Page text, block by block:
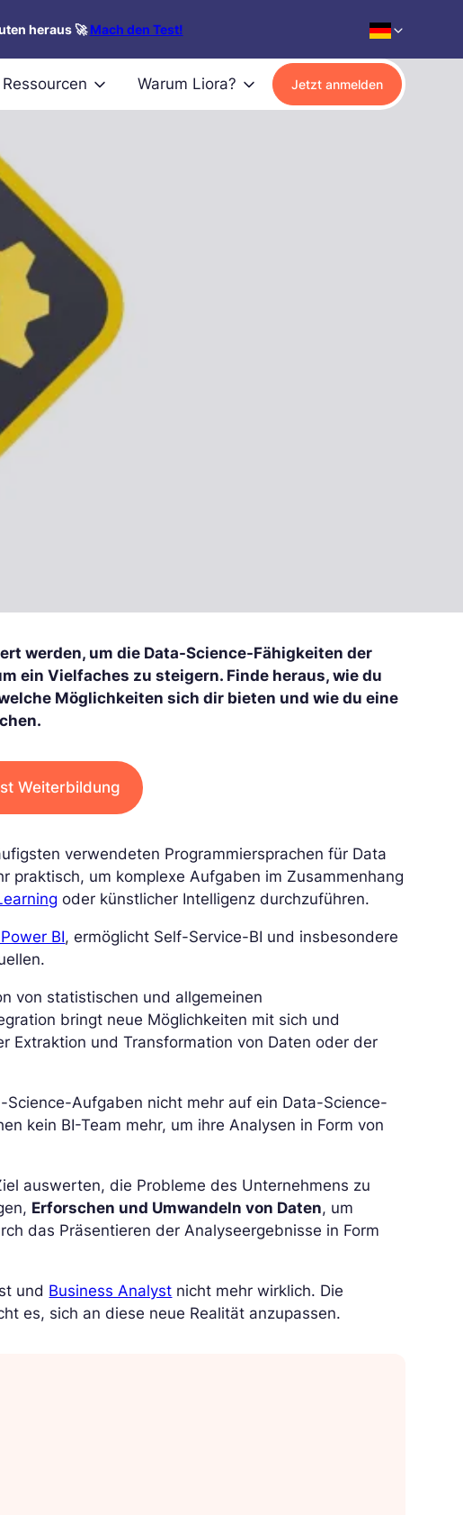
heraus 🚀Mach den Test!
Ressourcen Warum Liora? Jetzt anmelden
werden, um die Data-Science-Fähigkeiten der
ein Vielfaches zu steigern. Finde heraus, wie du
Möglichkeiten sich dir bieten und wie du eine
Weiterbildung
verwendeten Programmiersprachen für Data
praktisch, um komplexe Aufgaben im Zusammenhang
oder künstlicher Intelligenz durchzuführen.
BI, ermöglicht Self-Service-BI und insbesondere
von statistischen und allgemeinen
bringt neue Möglichkeiten mit sich und
Extraktion und Transformation von Daten oder der
Science-Aufgaben nicht mehr auf ein Data-Science-
kein BI-Team mehr, um ihre Analysen in Form von
auswerten, die Probleme des Unternehmens zu
Erforschen und Umwandeln von Daten, um
das Präsentieren der Analyseergebnisse in Form
und Business Analyst nicht mehr wirklich. Die
es, sich an diese neue Realität anzupassen.